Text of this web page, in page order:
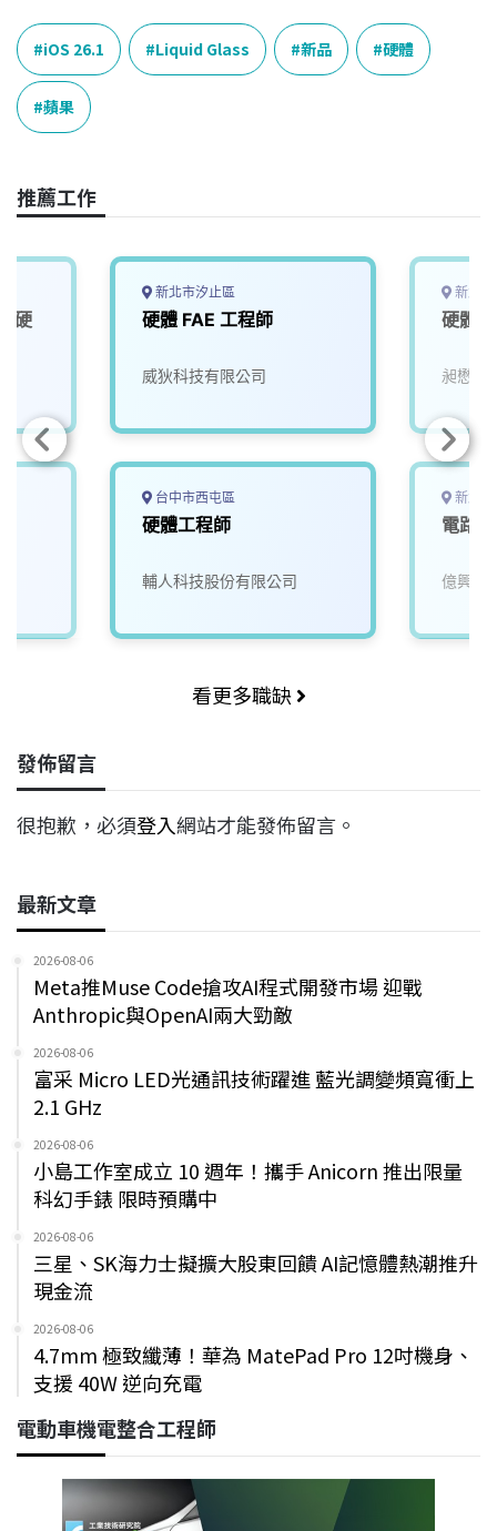
c
e
b
o
o
n
e
r
e
a
n
k
e
p
y
L
iOS 26.1 Liquid Glass 新品 硬體
蘋果
推薦工作
硬
新北市汐止區
硬體 FAE 工程師
威狄科技有限公司
台中市西屯區
硬體工程師
輔人科技股份有限公司
新北
硬體
昶懋國
新北
電路
億興電
看更多職缺
發佈留言
很抱歉，必須登入網站才能發佈留言。
最新文章
2026-08-06
Meta推Muse Code搶攻AI程式開發市場 迎戰
Anthropic與OpenAI兩大勁敵
2026-08-06
富采 Micro LED光通訊技術躍進 藍光調變頻寬衝上
2.1 GHz
2026-08-06
小島工作室成立 10 週年！攜手 Anicorn 推出限量
科幻手錶 限時預購中
2026-08-06
三星、SK海力士擬擴大股東回饋 AI記憶體熱潮推升
現金流
2026-08-06
4.7mm 極致纖薄！華為 MatePad Pro 12吋機身、
支援 40W 逆向充電
電動車機電整合工程師